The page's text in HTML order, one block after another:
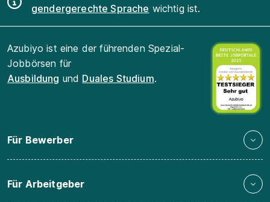
gendergerechte Sprache wichtig ist.
Azubiyo ist eine der führenden Spezial-
Jobbörsen für
Ausbildung und Duales Studium.
Für Bewerber
Für Arbeitgeber